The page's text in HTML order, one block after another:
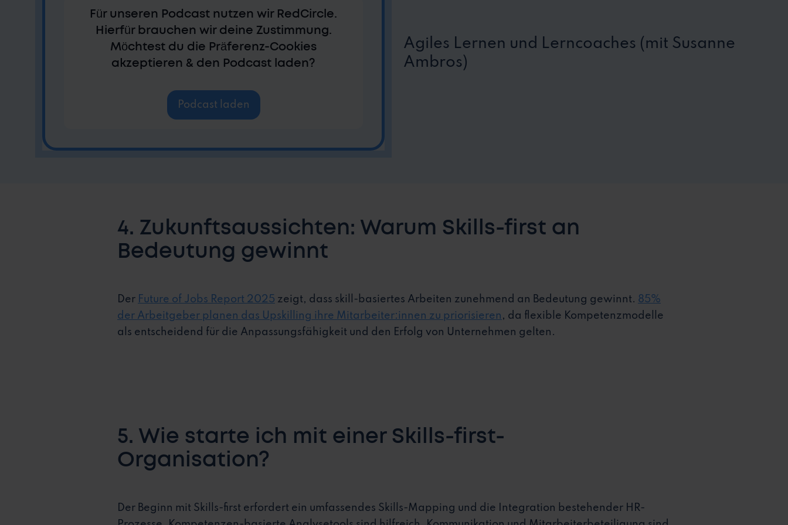
Für unseren Podcast nutzen wir RedCircle.
Hierfür brauchen wir deine Zustimmung.
Möchtest du die Präferenz-Cookies
akzeptieren & den Podcast laden?
Podcast laden
Agiles Lernen und Lerncoaches (mit Susanne
Ambros)
4. Zukunftsaussichten: Warum Skills-first an
Bedeutung gewinnt
Der Future of Jobs Report 2025 zeigt, dass skill-basiertes Arbeiten zunehmend an Bedeutung gewinnt. 85%
der Arbeitgeber planen das Upskilling ihre Mitarbeiter:innen zu priorisieren , da flexible Kompetenzmodelle
als entscheidend für die Anpassungsfähigkeit und den Erfolg von Unternehmen gelten.
5. Wie starte ich mit einer Skills-first-
Organisation?
Der Beginn mit Skills-first erfordert ein umfassendes Skills-Mapping und die Integration bestehender HR-